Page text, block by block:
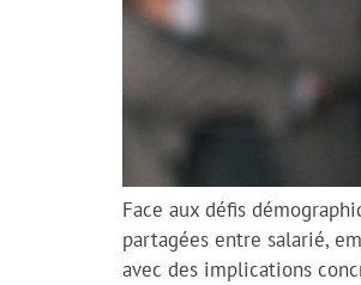
Face aux défis
partagées entre salarié,
avec des implications